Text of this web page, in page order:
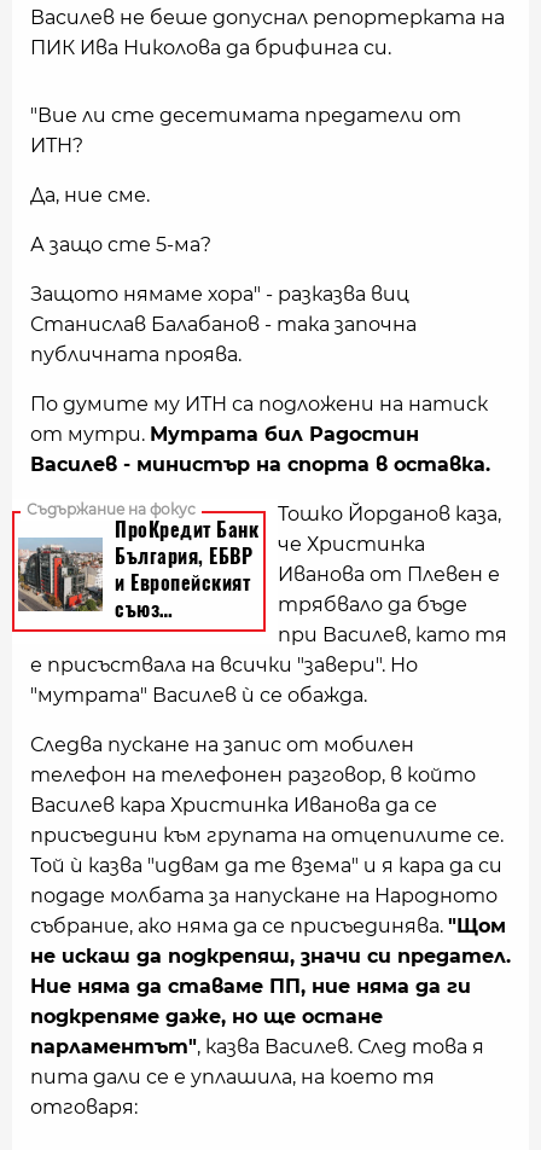
Василев не беше допуснал репортерката на
ПИК Ива Николова да брифинга си.
"Вие ли сте десетимата предатели от
ИТН?
Да, ние сме.
А защо сте 5-ма?
Защото нямаме хора" - разказва виц
Станислав Балабанов - така започна
публичната проява.
По думите му ИТН са подложени на натиск
от мутри. Мутрата бил Радостин
Василев - министър на спорта в оставка.
Тошко Йорданов каза,
че Христинка
Иванова от Плевен е
трябвало да бъде
при Василев, като тя
е присъствала на всички "завери". Но
"мутрата" Василев ѝ се обажда.
Следва пускане на запис от мобилен
телефон на телефонен разговор, в който
Василев кара Христинка Иванова да се
присъедини към групата на отцепилите се.
Той ѝ казва "идвам да те взема" и я кара да си
подаде молбата за напускане на Народното
събрание, ако няма да се присъединява. "Щом
не искаш да подкрепяш, значи си предател.
Ние няма да ставаме ПП, ние няма да ги
подкрепяме даже, но ще остане
парламентът", казва Василев. След това я
пита дали се е уплашила, на което тя
отговаря: